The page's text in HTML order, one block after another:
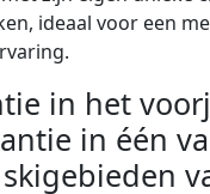
ideaal voor een
in het
in één